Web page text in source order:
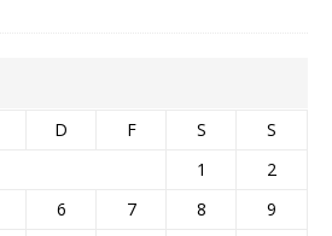
D F S
S
1
2
6 7 8
9